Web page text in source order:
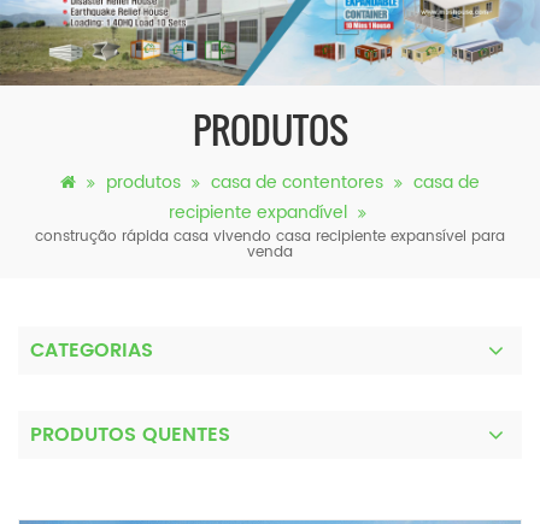
PRODUTOS
produtos casa de contentores
casa de
recipiente expandível
construção rápida casa vivendo casa recipiente expansível para
venda
CATEGORIAS
PRODUTOS QUENTES